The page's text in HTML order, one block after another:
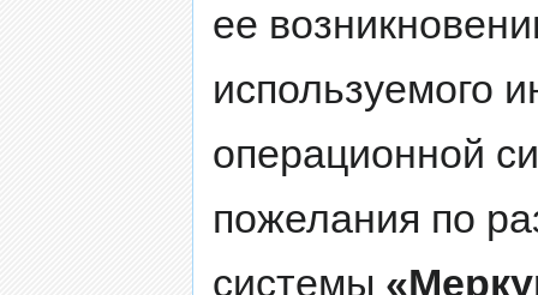
ее
используемого
операционной
пожелания по
системы